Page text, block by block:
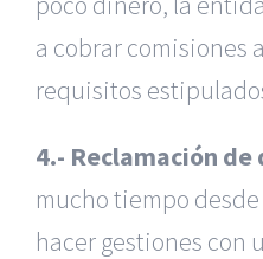
a cobrar comisiones
requisitos
4.- Reclamación de
mucho tiempo
hacer gestiones con